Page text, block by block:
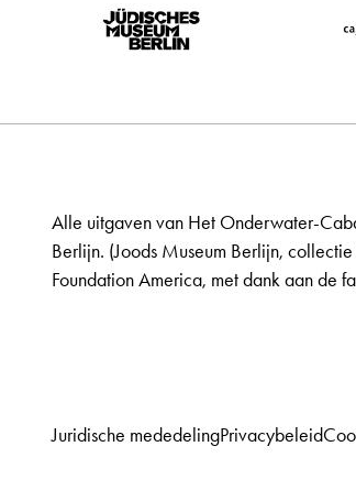
Alle uitgaven van Het Onderwater-
Berlijn. (Joods Museum Berlijn,
Foundation America, met dank aan de
Juridische mededelingPrivacybeleid